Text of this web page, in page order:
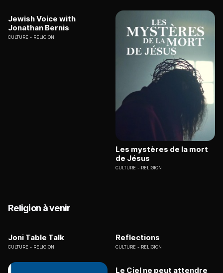
Jewish Voice with
Jonathan Bernis
CULTURE RELIGION
Les mystères de la mort
de Jésus
CULTURE RELIGION
Religion à venir
Joni Table Talk
CULTURE RELIGION
Reflections
CULTURE RELIGION
Le Ciel ne peut attendre